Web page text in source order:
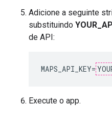
Adicione a seguinte
substituindo
de API:
MAPS_API_KEY=
Execute o app.